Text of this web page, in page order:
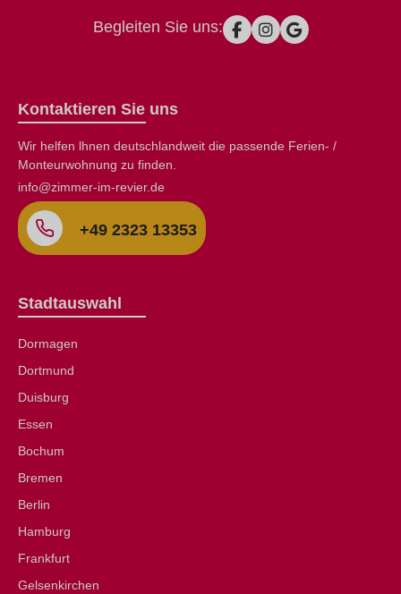
Begleiten Sie uns:
Kontaktieren Sie uns
Wir helfen lhnen deutschlandweit die passende Ferien- /
Monteurwohnung zu finden.
info@zimmer-im-revier.de
+49 2323 13353
Stadtauswahl
Dormagen
Dortmund
Duisburg
Essen
Bochum
Bremen
Berlin
Hamburg
Frankfurt
Gelsenkirchen